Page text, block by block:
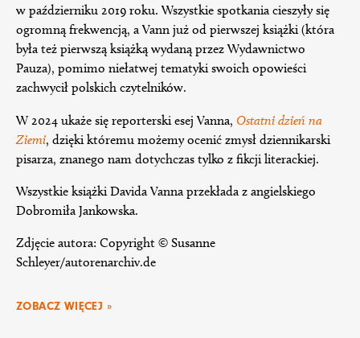
w październiku 2019 roku. Wszystkie spotkania cieszyły się
ogromną frekwencją, a Vann już od pierwszej książki (która
była też pierwszą książką wydaną przez Wydawnictwo
Pauza), pomimo niełatwej tematyki swoich opowieści
zachwycił polskich czytelników.
W 2024 ukaże się reporterski esej Vanna, Ostatni dzień na
Ziemi, dzięki któremu możemy ocenić zmysł dziennikarski
pisarza, znanego nam dotychczas tylko z fikcji literackiej.
Wszystkie książki Davida Vanna przekłada z angielskiego
Dobromiła Jankowska.
Zdjęcie autora: Copyright © Susanne
Schleyer/autorenarchiv.de
ZOBACZ WIĘCEJ »